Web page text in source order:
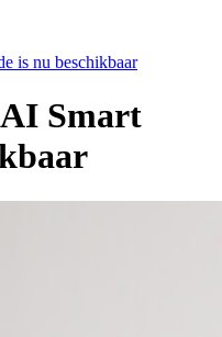
is nu beschikbaar
Smart